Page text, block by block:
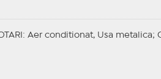
: Aer conditionat, Usa metalica;